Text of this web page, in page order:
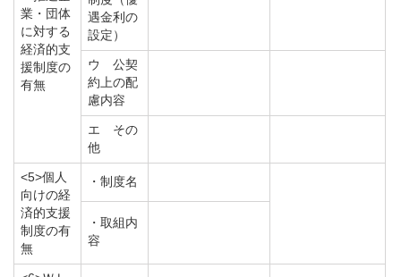
業・団体
に対する
経済的支
援制度の
有無
遇金利の
設定）
ウ 公契
約上の配
慮内容
エ その
他
<5>個人
向けの経
済的支援
制度の有
無
・制度名
・取組内
容